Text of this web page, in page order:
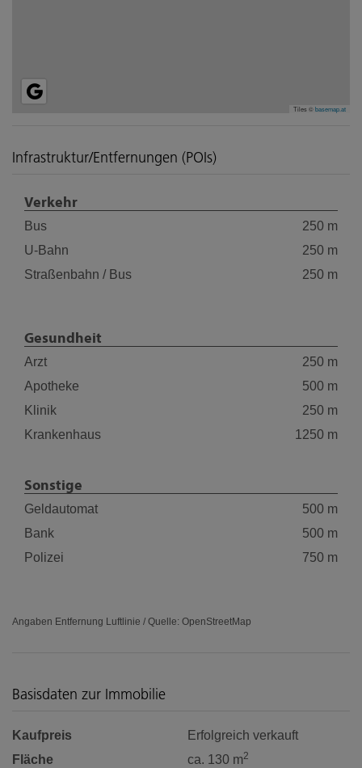
Tiles ©basemap.at
Infrastruktur/Entfernungen (POIs)
Verkehr
Bus
250 m
U-Bahn
250 m
Straßenbahn / Bus
250 m
Gesundheit
Arzt
250 m
Apotheke
500 m
Klinik
250 m
Krankenhaus
1250 m
Sonstige
Geldautomat
500 m
Bank
500 m
Polizei
750 m
Angaben Entfernung Luftlinie / Quelle: OpenStreetMap
Basisdaten zur Immobilie
Kaufpreis
Erfolgreich verkauft
Fläche
ca. 130 m2